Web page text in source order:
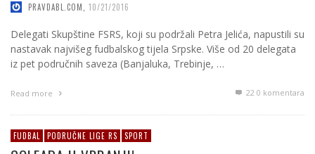
PRAVDABL.COM 10/21/2016
Delegati Skupštine FSRS, koji su podržali Petra Jelića, napustili su
nastavak najvišeg fudbalskog tijela Srpske. Više od 20 delegata
iz pet područnih saveza (Banjaluka, Trebinje, …
Read more 22 0 komentara
FUDBAL PODRUČNE LIGE RS SPORT